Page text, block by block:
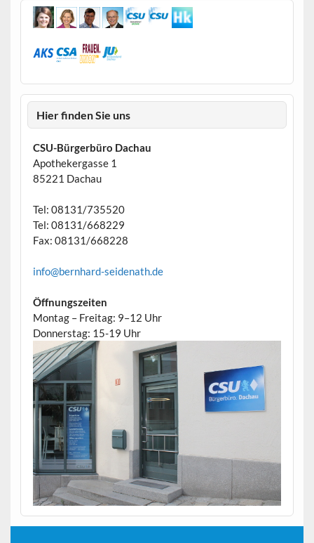
Hier finden Sie uns
CSU-Bürgerbüro Dachau
Apothekergasse 1
85221 Dachau
Tel: 08131/735520
Tel: 08131/668229
Fax: 08131/668228
info@bernhard-seidenath.de
Öffnungszeiten
Montag – Freitag: 9–12 Uhr
Donnerstag: 15-19 Uhr